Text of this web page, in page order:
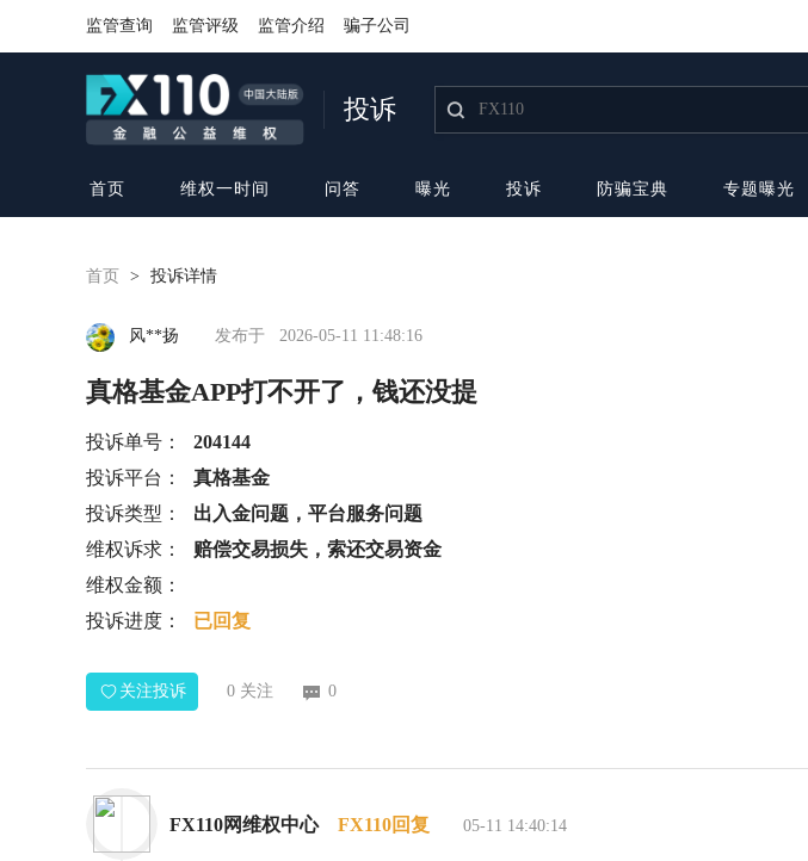
监管查询 监管评级 监管介绍 骗子公司
投诉
首页 维权一时间 问答 曝光 投诉 防骗宝典 专题曝光
首页 > 投诉详情
风**扬 发布于 2026-05-11 11:48:16
真格基金APP打不开了，钱还没提
投诉单号：
204144
投诉平台：
真格基金
投诉类型：
出入金问题，平台服务问题
维权诉求：
赔偿交易损失，索还交易资金
维权金额：
投诉进度：
已回复
关注投诉 0 关注 0
FX110网维权中心 FX110回复 05-11 14:40:14